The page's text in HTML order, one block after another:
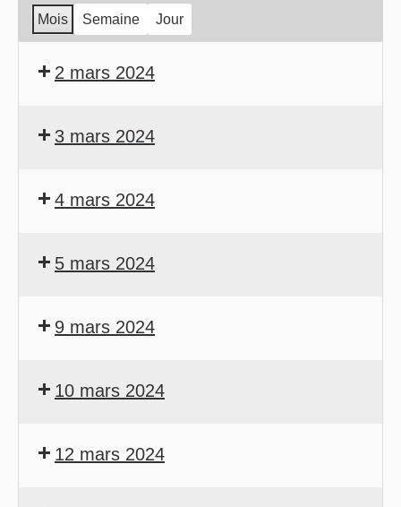
Mois Semaine Jour
2 mars 2024
3 mars 2024
4 mars 2024
5 mars 2024
9 mars 2024
10 mars 2024
12 mars 2024